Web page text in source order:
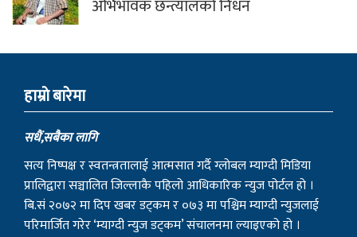
अभिभावक छन्त्यालको निधन
हाम्राे बारेमा
सधैं,सबैका लागि
सत्य निष्पक्ष र स्वतन्त्रतालाई आत्मसात गर्दै ग्लोबल म्याग्दी मिडिया
प्रालिद्वारा सञ्चालित जिल्लाकै पहिलो आधिकारिक न्युज पोर्टल हो ।
बि.सं २०७२ मा दिप खबर डट्कम र ०७३ मा पश्चिम म्याग्दी न्युजलाई
परिमार्जित गरेर ‘म्याग्दी न्युज डट्कम’ संचालनमा ल्याइएको हो ।